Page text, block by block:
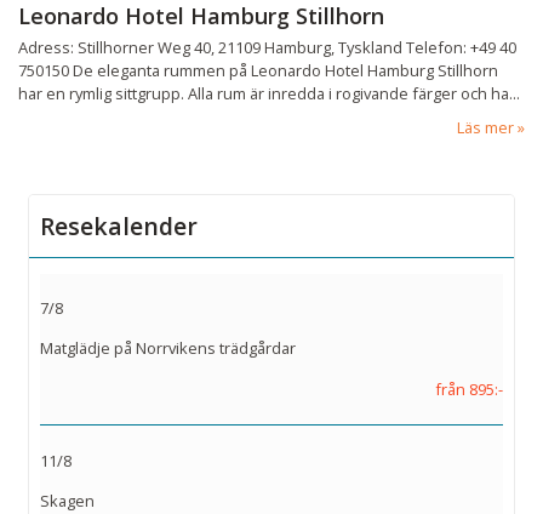
Leonardo Hotel Hamburg Stillhorn
Adress: Stillhorner Weg 40, 21109 Hamburg, Tyskland Telefon: +49 40
750150 De eleganta rummen på Leonardo Hotel Hamburg Stillhorn
har en rymlig sittgrupp. Alla rum är inredda i rogivande färger och ha...
Läs mer
Resekalender
7/8
Matglädje på Norrvikens trädgårdar
från 895:-
11/8
Skagen